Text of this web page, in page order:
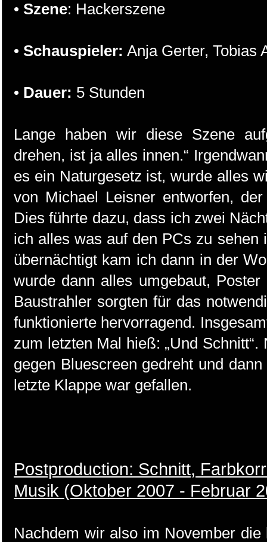
• Szene: Hackerszene
• Schauspieler: Anja Gerter, Tobias
• Dauer: 5 Stunden
Lange haben wir diese Szene
drehen, ist ja alles innen.“
es ein Naturgesetz ist, wurde alles
von Michael Leisner entworfen,
Dies führte dazu, dass ich zwei
ich alles was auf den PCs zu
übernächtigt kam ich dann in der
wurde dann alles umgebaut,
Baustrahler sorgten für das
funktionierte hervorragend.
zum letzten Mal hieß: „Und
gegen Bluescreen gedreht und
letzte Klappe war gefallen.
Postproduction: Schnitt,
Musik (Oktober 2007 - Februar
Nachdem wir also im November